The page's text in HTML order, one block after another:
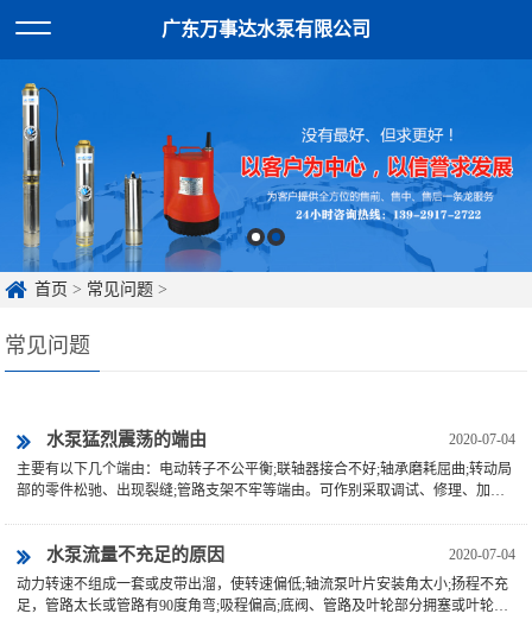
广东万事达水泵有限公司
首页 > 常见问题 >
常见问题
2020-07-04
水泵猛烈震荡的端由
主要有以下几个端由：电动转子不公平衡;联轴器接合不好;轴承磨耗屈曲;转动局
部的零件松驰、出现裂缝;管路支架不牢等端由。可作别采取调试、修理、加
2020-07-04
水泵流量不充足的原因
动力转速不组成一套或皮带出溜，使转速偏低;轴流泵叶片安装角太小;扬程不充
足，管路太长或管路有90度角弯;吸程偏高;底阀、管路及叶轮部分拥塞或叶轮缺